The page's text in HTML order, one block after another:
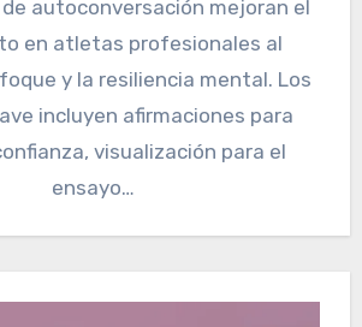
en atletas profesionales al
y la resiliencia mental. Los
incluyen afirmaciones para
visualización para el
ensayo…